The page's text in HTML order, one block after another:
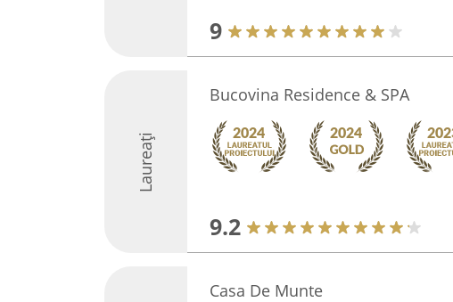
9
Laureați
Bucovina Residence & SPA
9.2
Casa De Munte